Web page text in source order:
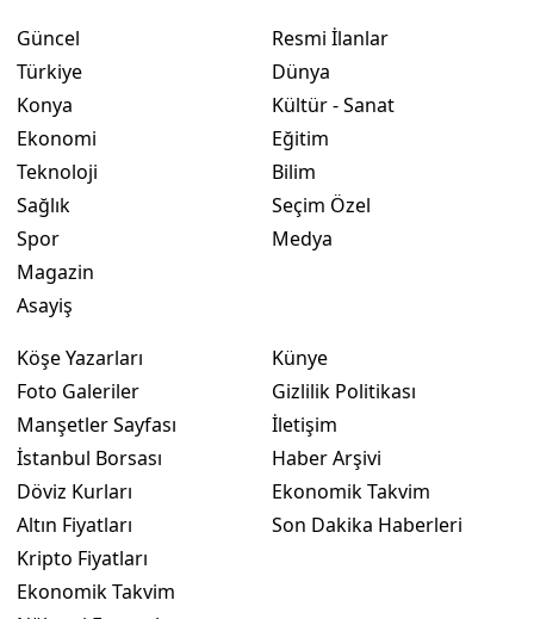
Güncel
Türkiye
Konya
Ekonomi
Teknoloji
Sağlık
Spor
Magazin
Asayiş
Resmi İlanlar
Dünya
Kültür - Sanat
Eğitim
Bilim
Seçim Özel
Medya
Köşe Yazarları
Foto Galeriler
Manşetler Sayfası
İstanbul Borsası
Döviz Kurları
Altın Fiyatları
Kripto Fiyatları
Ekonomik Takvim
Künye
Gizlilik Politikası
İletişim
Haber Arşivi
Ekonomik Takvim
Son Dakika Haberleri